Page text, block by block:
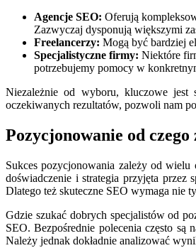
Agencje SEO: Oferują
Zazwyczaj dysponują większymi
Freelancerzy: Mogą być bardziej
Specjalistyczne firmy: Niektóre
potrzebujemy pomocy w
Niezależnie od wyboru, kluczowe jest
oczekiwanych rezultatów, pozwoli nam
Pozycjonowanie od
Sukces pozycjonowania zależy od
doświadczenie i strategia przyjęta przez
Dlatego też skuteczne SEO wymaga nie
Gdzie szukać dobrych specjalistów od
SEO. Bezpośrednie polecenia często
Należy jednak dokładnie analizować